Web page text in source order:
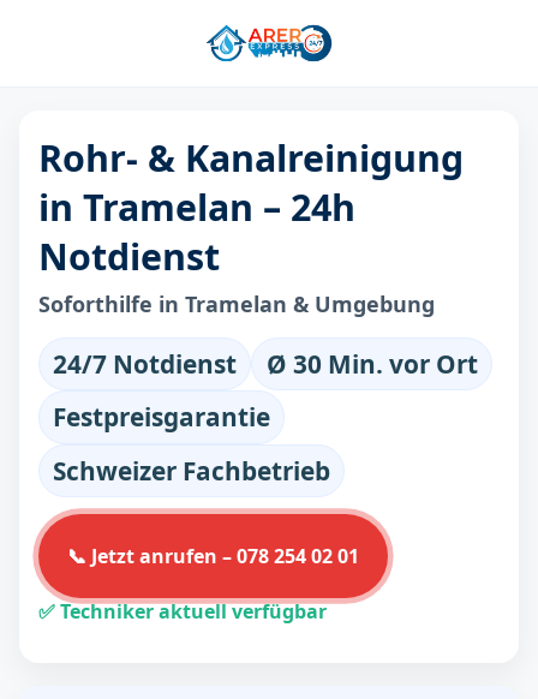
Rohr- & Kanalreinigung
in Tramelan – 24h
Notdienst
Soforthilfe in Tramelan & Umgebung
24/7 Notdienst
Ø 30 Min. vor Ort
Festpreisgarantie
Schweizer Fachbetrieb
📞 Jetzt anrufen – 078 254 02 01
✅ Techniker aktuell verfügbar